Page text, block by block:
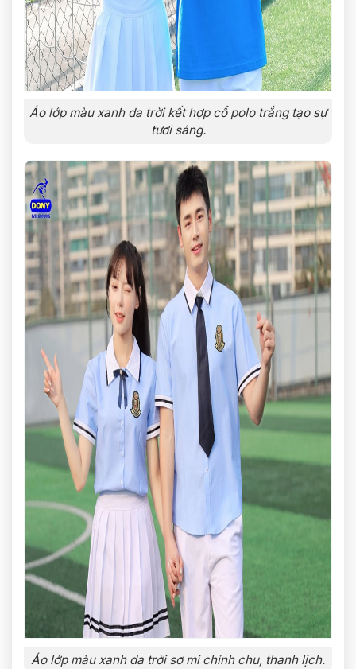
Áo lớp màu xanh da trời kết hợp cổ polo trắng tạo sự
tươi sáng.
Áo lớp màu xanh da trời sơ mi chỉnh chu, thanh lịch.